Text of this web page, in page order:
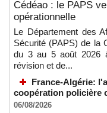
Cédéao : le PAPS
opérationnelle
Le Département des
Sécurité (PAPS) de la
du 3 au 5 août 2026
révision et de...
France-Algérie:
coopération policière
06/08/2026